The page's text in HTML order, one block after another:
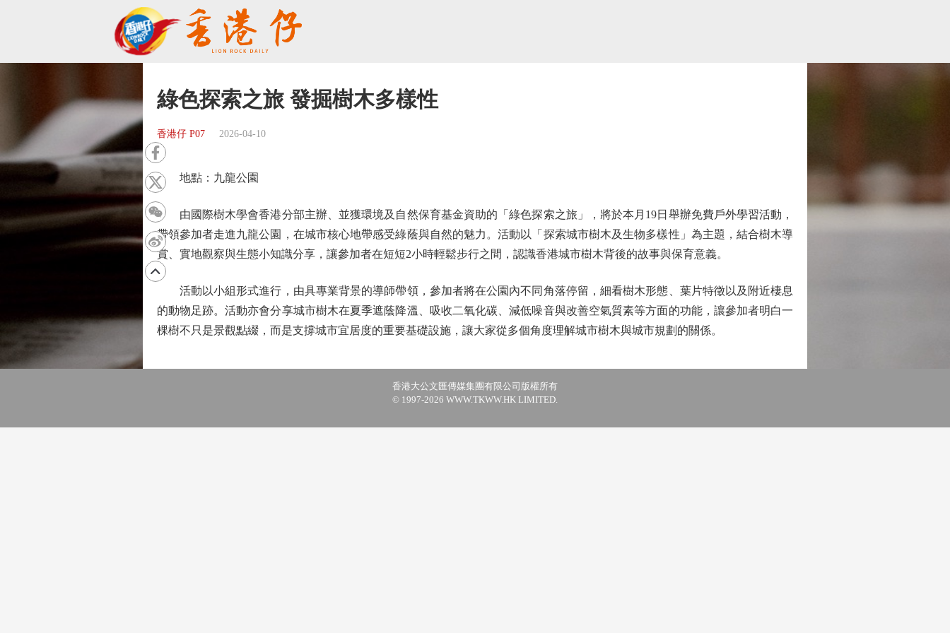
綠色探索之旅 發掘樹木多樣性
香港仔 P07 2026-04-10
地點：九龍公園
由國際樹木學會香港分部主辦、並獲環境及自然保育基金資助的「綠色探索之旅」，將於本月19日舉辦免費戶外學習活動，
帶領參加者走進九龍公園，在城市核心地帶感受綠蔭與自然的魅力。活動以「探索城市樹木及生物多樣性」為主題，結合樹木導
賞、實地觀察與生態小知識分享，讓參加者在短短2小時輕鬆步行之間，認識香港城市樹木背後的故事與保育意義。
活動以小組形式進行，由具專業背景的導師帶領，參加者將在公園內不同角落停留，細看樹木形態、葉片特徵以及附近棲息
的動物足跡。活動亦會分享城市樹木在夏季遮蔭降溫、吸收二氧化碳、減低噪音與改善空氣質素等方面的功能，讓參加者明白一
棵樹不只是景觀點綴，而是支撐城市宜居度的重要基礎設施，讓大家從多個角度理解城市樹木與城市規劃的關係。
香港大公文匯傳媒集團有限公司版權所有
© 1997-2026 WWW.TKWW.HK LIMITED.